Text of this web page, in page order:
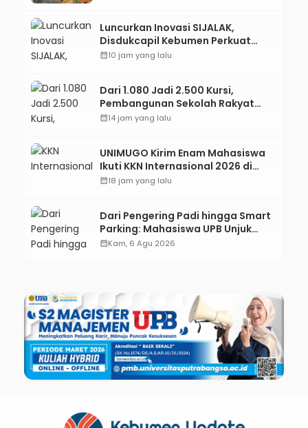
Luncurkan Inovasi SIJALAK,
Disdukcapil Kebumen Perkuat
Jejaring Literasi Adminduk hingga
calendar_month10 jam yang lalu
Dari 1.080 Jadi 2.500 Kursi,
Pembangunan Sekolah Rakyat
Kebumen Ditargetkan Mulai
calendar_month14 jam yang lalu
UNIMUGO Kirim Enam Mahasiswa
Ikuti KKN Internasional 2026 di
ASEAN dan Hong Kong
calendar_month18 jam yang lalu
Dari Pengering Padi hingga Smart
Parking: Mahasiswa UPB Unjuk
Gigi Lewat Pameran CODEX 2
calendar_monthKam, 6 Agu 2026